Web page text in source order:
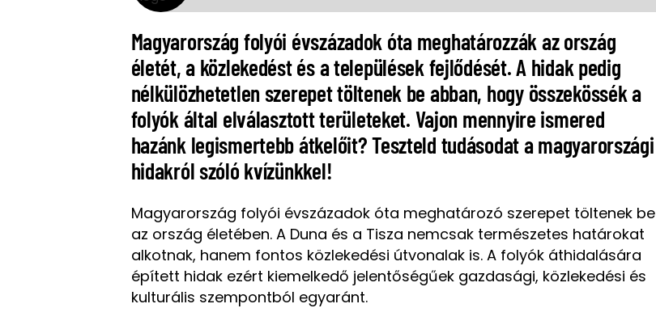
Magyarország folyói évszázadok óta meghatározzák az ország
életét, a közlekedést és a települések fejlődését. A hidak pedig
nélkülözhetetlen szerepet töltenek be abban, hogy összekössék a
folyók által elválasztott területeket. Vajon mennyire ismered
hazánk legismertebb átkelőit? Teszteld tudásodat a magyarországi
hidakról szóló kvízünkkel!
Magyarország folyói évszázadok óta meghatározó szerepet töltenek be
az ország életében. A Duna és a Tisza nemcsak természetes határokat
alkotnak, hanem fontos közlekedési útvonalak is. A folyók áthidalására
épített hidak ezért kiemelkedő jelentőségűek gazdasági, közlekedési és
kulturális szempontból egyaránt.